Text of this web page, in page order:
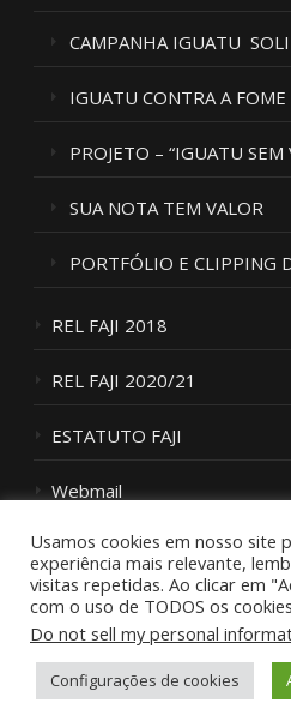
CAMPANHA IGUATU
IGUATU CONTRA A FOME
PROJETO – “IGUATU SEM
SUA NOTA TEM VALOR
PORTFÓLIO E CLIPPING
REL FAJI 2018
REL FAJI 2020/21
ESTATUTO FAJI
Webmail
Fale Conosco
Copyright © 2026 FAJI–
Usamos cookies em nosso site
experiência mais relevante,
visitas repetidas. Ao clicar em
com o uso de TODOS os
Do not sell my personal
Configurações de cookies